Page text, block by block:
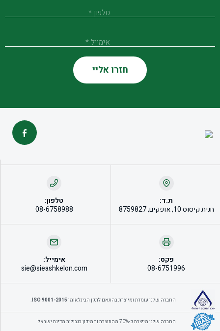
טלפון *
אימייל *
ת.ד:
חנית קיסוס 10, אופקים, 8759827
טלפון:
08-6758988
פקס:
08-6751996
אימייל:
sie@sieashkelon.com
החברה שלנו עומדת ומייצרת בהתאם לתקן הבינלאומי 9001-2015 ISO
.
החברה שלנו מייצרת כ-70% מהתוצרת והמיכון בגבולות מדינת ישראל